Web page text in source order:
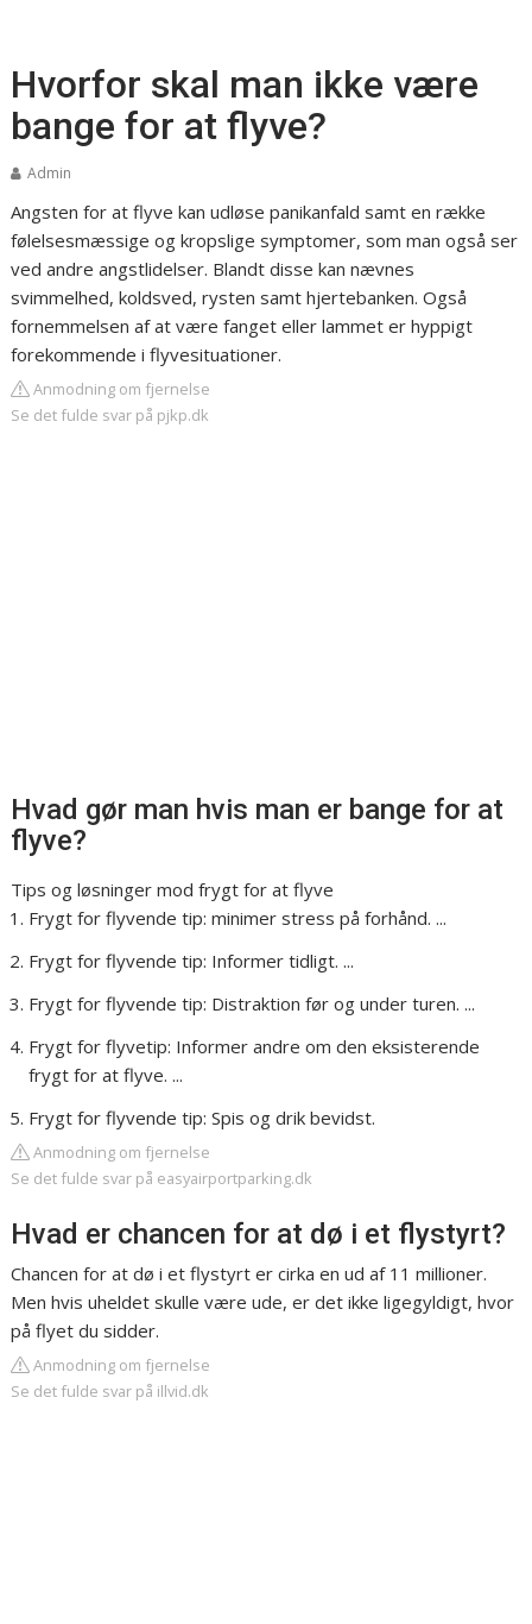
Hvorfor skal man ikke være
bange for at flyve?
Admin
Angsten for at flyve kan udløse panikanfald samt en række
følelsesmæssige og kropslige symptomer, som man også ser
ved andre angstlidelser. Blandt disse kan nævnes
svimmelhed, koldsved, rysten samt hjertebanken. Også
fornemmelsen af at være fanget eller lammet er hyppigt
forekommende i flyvesituationer.
Anmodning om fjernelse
Se det fulde svar på pjkp.dk
Hvad gør man hvis man er bange for at
flyve?
Tips og løsninger mod frygt for at flyve
Frygt for flyvende tip: minimer stress på forhånd. ...
Frygt for flyvende tip: Informer tidligt. ...
Frygt for flyvende tip: Distraktion før og under turen. ...
Frygt for flyvetip: Informer andre om den eksisterende
frygt for at flyve. ...
Frygt for flyvende tip: Spis og drik bevidst.
Anmodning om fjernelse
Se det fulde svar på easyairportparking.dk
Hvad er chancen for at dø i et flystyrt?
Chancen for at dø i et flystyrt er cirka en ud af 11 millioner.
Men hvis uheldet skulle være ude, er det ikke ligegyldigt, hvor
på flyet du sidder.
Anmodning om fjernelse
Se det fulde svar på illvid.dk